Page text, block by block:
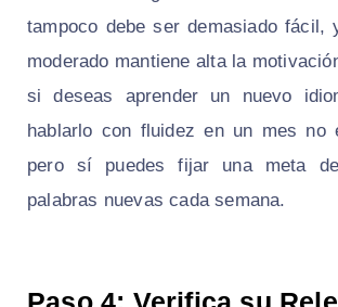
tampoco debe ser demasiado fácil,
moderado mantiene alta la
si deseas aprender un nuevo
hablarlo con fluidez en un mes no
pero sí puedes fijar una meta
palabras nuevas cada semana.